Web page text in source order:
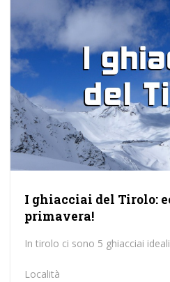
I ghiacciai del Tirolo:
primavera!
In tirolo ci sono 5 ghiacciai
Località